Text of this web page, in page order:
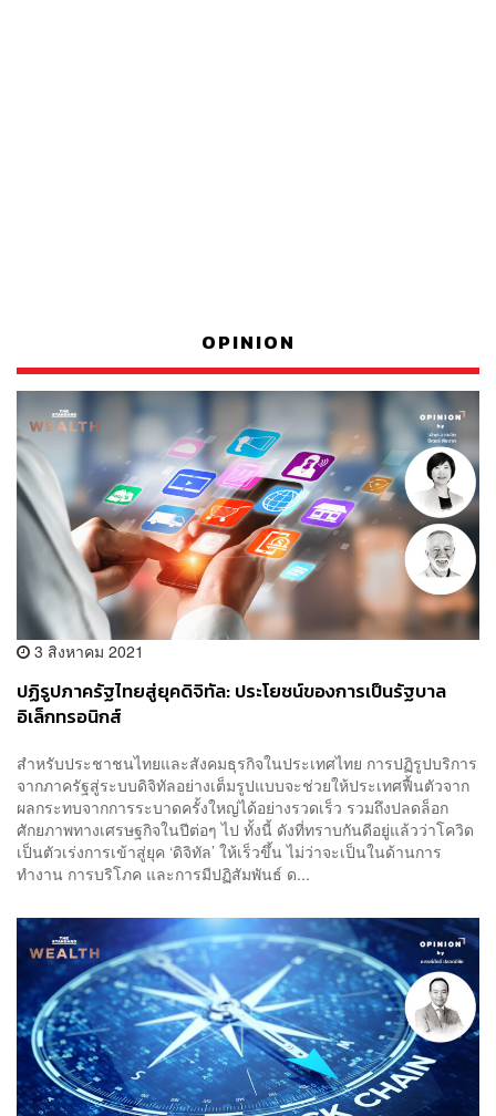
OPINION
3 สิงหาคม 2021
ปฏิรูปภาครัฐไทยสู่ยุคดิจิทัล: ประโยชน์ของการเป็นรัฐบาล
อิเล็กทรอนิกส์
สำหรับประชาชนไทยและสังคมธุรกิจในประเทศไทย การปฏิรูปบริการ
จากภาครัฐสู่ระบบดิจิทัลอย่างเต็มรูปแบบจะช่วยให้ประเทศฟื้นตัวจาก
ผลกระทบจากการระบาดครั้งใหญ่ได้อย่างรวดเร็ว รวมถึงปลดล็อก
ศักยภาพทางเศรษฐกิจในปีต่อๆ ไป ทั้งนี้ ดังที่ทราบกันดีอยู่แล้วว่าโควิด
เป็นตัวเร่งการเข้าสู่ยุค ‘ดิจิทัล’ ให้เร็วขึ้น ไม่ว่าจะเป็นในด้านการ
ทำงาน การบริโภค และการมีปฏิสัมพันธ์ ด...